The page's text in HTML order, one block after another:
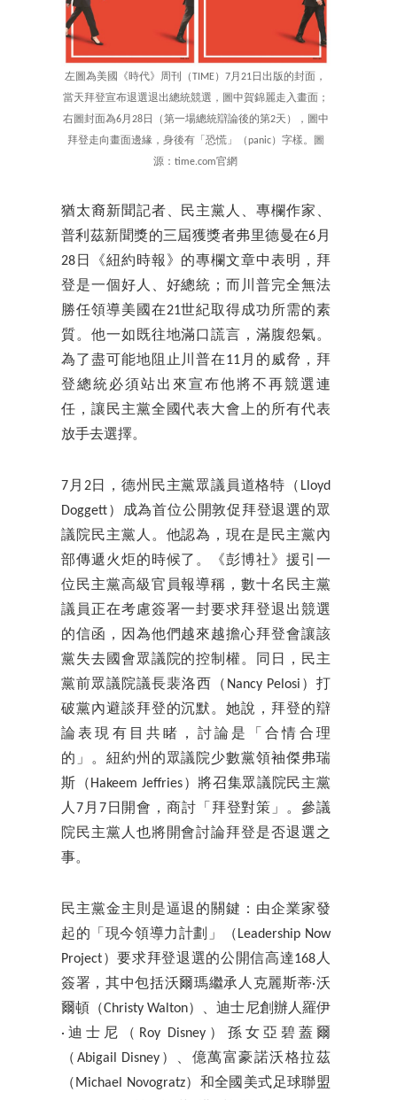
左圖為美國《時代》周刊（TIME）7月21日出版的封面，
當天拜登宣布退選退出總統競選，圖中賀錦麗走入畫面；
右圖封面為6月28日（第一場總統辯論後的第2天），圖中
拜登走向畫面邊緣，身後有「恐慌」（panic）字樣。圖
源：time.com官網
猶太裔新聞記者、民主黨人、專欄作家、
普利茲新聞獎的三屆獲獎者弗里德曼在6月
28日《紐約時報》的專欄文章中表明，拜
登是一個好人、好總統；而川普完全無法
勝任領導美國在21世紀取得成功所需的素
質。他一如既往地滿口謊言，滿腹怨氣。
為了盡可能地阻止川普在11月的威脅，拜
登總統必須站出來宣布他將不再競選連
任，讓民主黨全國代表大會上的所有代表
放手去選擇。
7月2日，德州民主黨眾議員道格特（Lloyd
Doggett）成為首位公開敦促拜登退選的眾
議院民主黨人。他認為，現在是民主黨內
部傳遞火炬的時候了。《彭博社》援引一
位民主黨高級官員報導稱，數十名民主黨
議員正在考慮簽署一封要求拜登退出競選
的信函，因為他們越來越擔心拜登會讓該
黨失去國會眾議院的控制權。同日，民主
黨前眾議院議長裴洛西（Nancy Pelosi）打
破黨內避談拜登的沉默。她說，拜登的辯
論表現有目共睹，討論是「合情合理
的」。紐約州的眾議院少數黨領袖傑弗瑞
斯（Hakeem Jeffries）將召集眾議院民主黨
人7月7日開會，商討「拜登對策」。參議
院民主黨人也將開會討論拜登是否退選之
事。
民主黨金主則是逼退的關鍵：由企業家發
起的「現今領導力計劃」（Leadership Now
Project）要求拜登退選的公開信高達168人
簽署，其中包括沃爾瑪繼承人克麗斯蒂·沃
爾頓（Christy Walton）、迪士尼創辦人羅伊
·迪士尼（Roy Disney）孫女亞碧蓋爾
（Abigail Disney）、億萬富豪諾沃格拉茲
（Michael Novogratz）和全國美式足球聯盟